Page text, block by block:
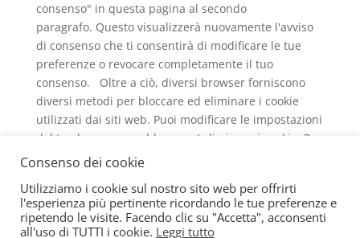
consenso" in questa pagina al secondo
paragrafo. Questo visualizzerà nuovamente l'avviso
di consenso che ti consentirà di modificare le tue
preferenze o revocare completamente il tuo
consenso. Oltre a ciò, diversi browser forniscono
diversi metodi per bloccare ed eliminare i cookie
utilizzati dai siti web. Puoi modificare le impostazioni
del tuo browser per bloccare / eliminare i cookie. Per
saperne di più su come gestire ed eliminare i cookie,
Cookie Policy Privacy Policy
Consenso dei cookie
Utilizziamo i cookie sul nostro sito web per offrirti
l'esperienza più pertinente ricordando le tue preferenze e
ripetendo le visite. Facendo clic su "Accetta", acconsenti
all'uso di TUTTI i cookie. Leggi tutto